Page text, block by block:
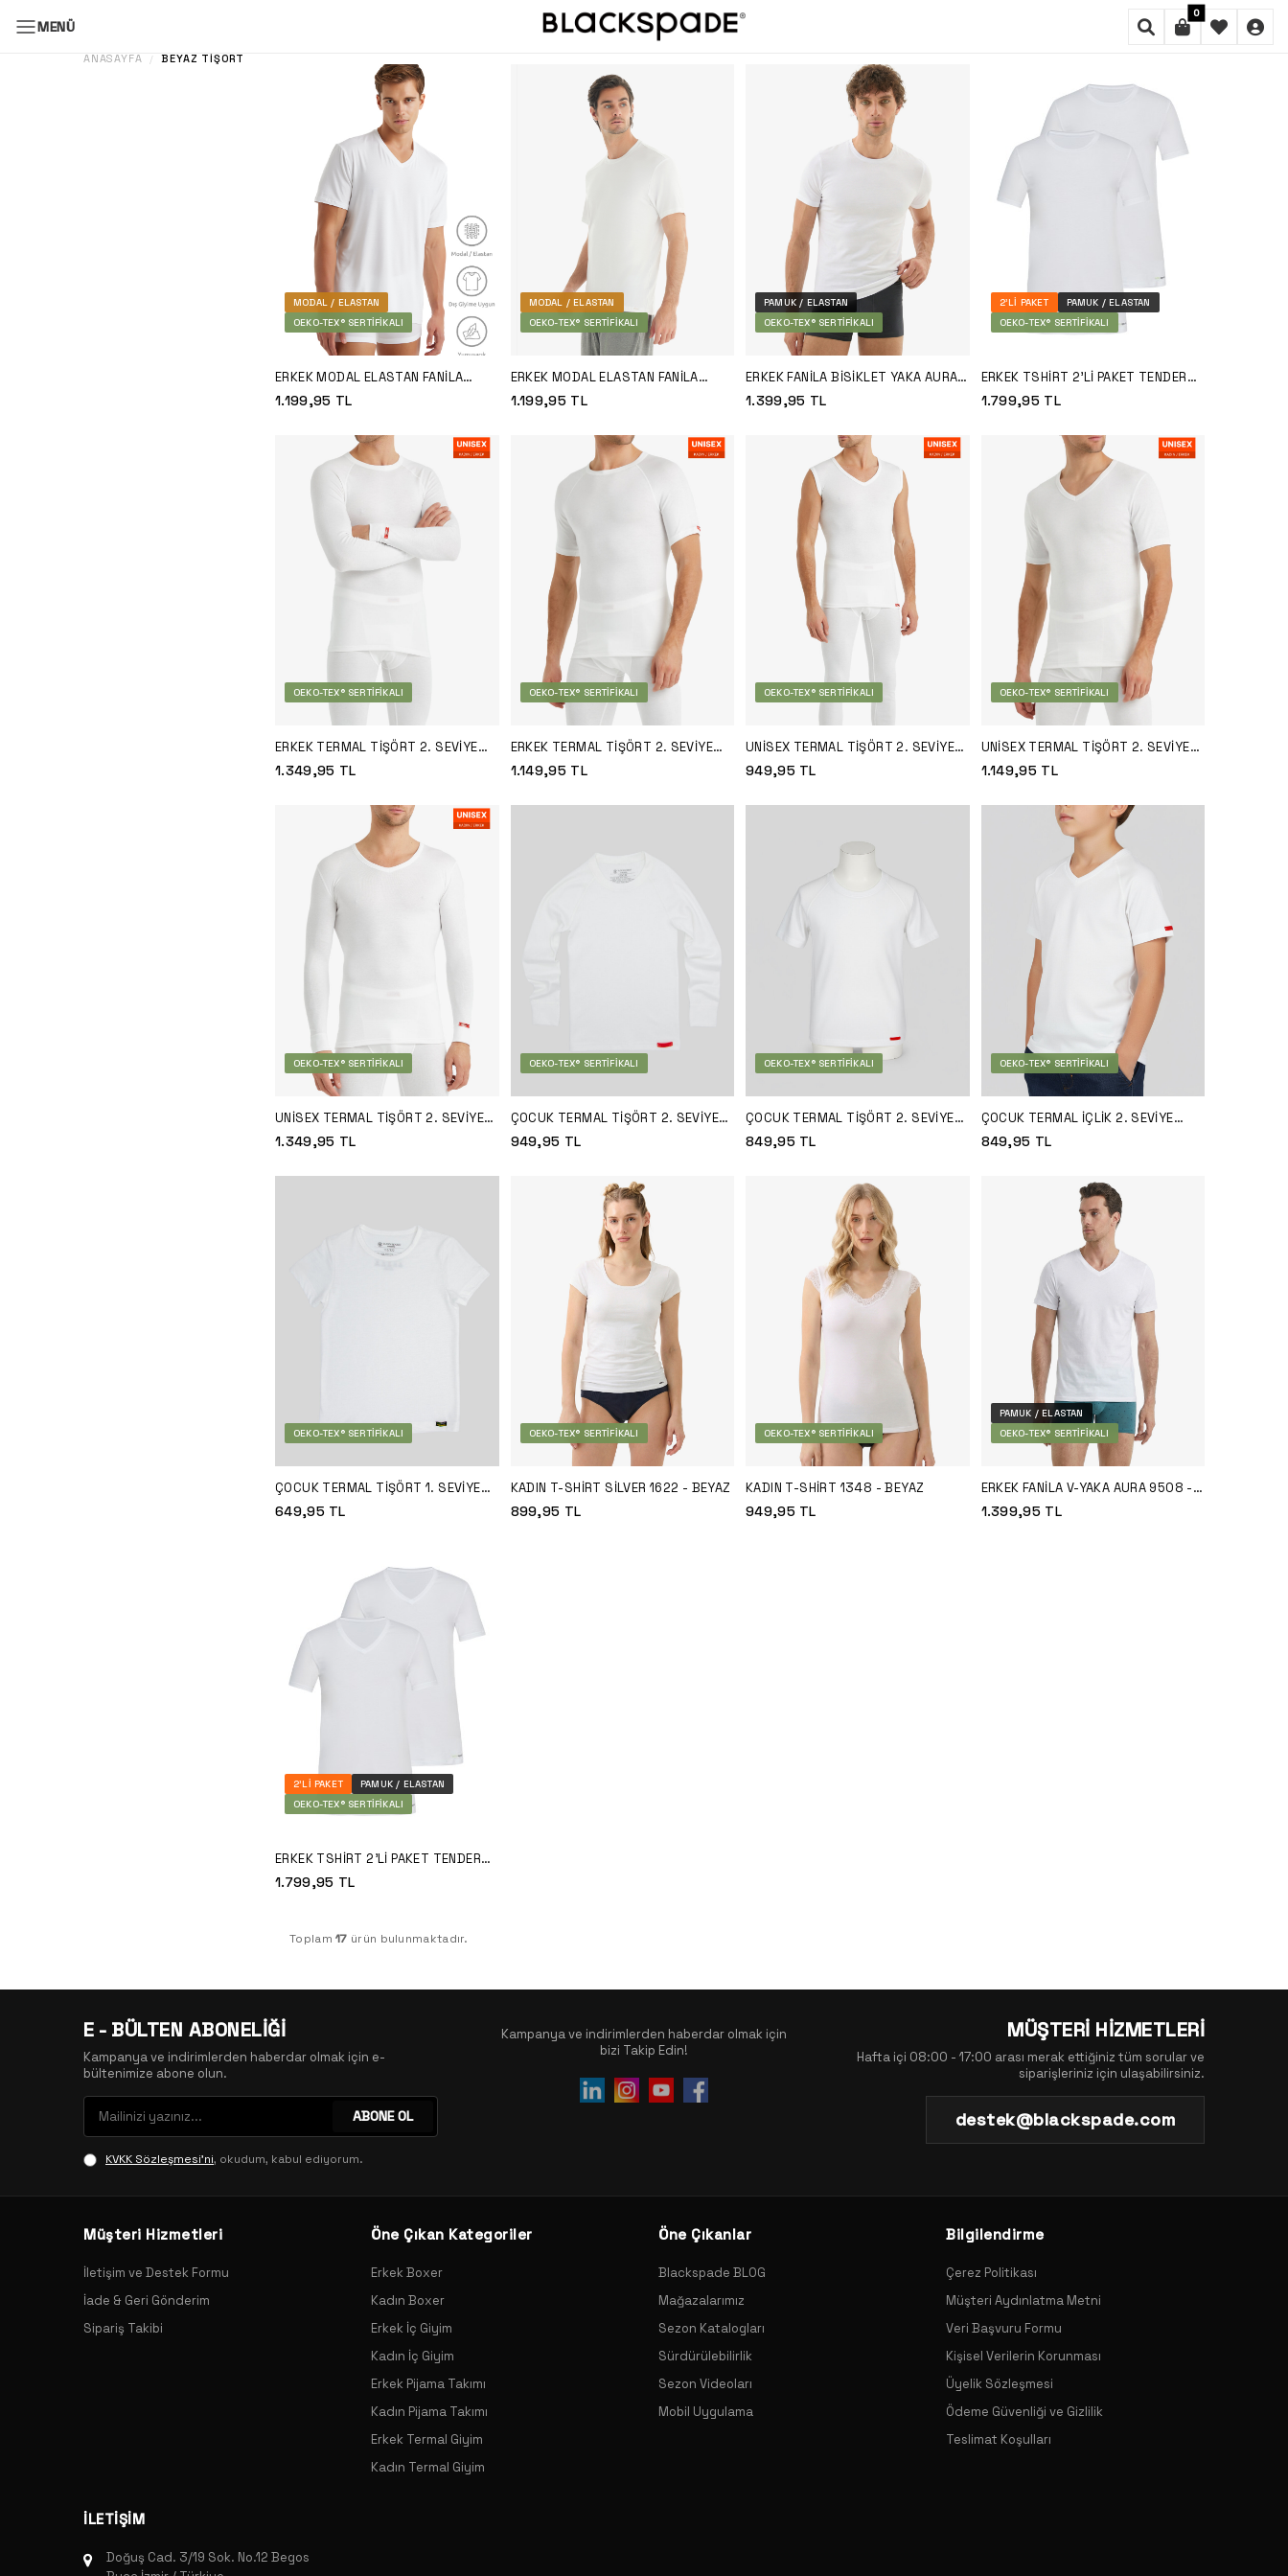
MENÜ
0
ANASAYFA / BEYAZ TIŞÖRT
MODAL / ELASTAN
OEKO-TEX® SERTIFIKALI
ERKEK MODAL ELASTAN FANILA
SILVER 9308 - BEYAZ
1.199,95 TL
MODAL / ELASTAN
OEKO-TEX® SERTIFIKALI
ERKEK MODAL ELASTAN FANILA
SILVER 9306 - BEYAZ
1.199,95TL
PAMUK / ELASTAN
OEKO-TEX® SERTIFIKALI
ERKEK FANILA BISIKLET YAKA AURA
9506 - BEYAZ
1.399,95 TL
2'LI PAKET
PAMUK / ELASTAN
OEKO-TEX® SERTIFIKALI
ERKEK TSHIRT 2'LI PAKET TENDER
COTTON 9675 - BEYAZ
1.799,95TL
OEKO-TEX® SERTIFIKALI
ERKEK TERMAL TIŞÖRT 2. SEVIYE
9259 - BEYAZ
1.349,95 TL
OEKO-TEX® SERTIFIKALI
ERKEK TERMAL TIŞÖRT 2. SEVIYE
9258 - BEYAZ
1.149,95TL
OEKO-TEX® SERTIFIKALI
UNISEX TERMAL TIŞÖRT 2. SEVIYE
9243 - BEYAZ
949,95TL
OEKO-TEX® SERTIFIKALI
UNISEX TERMAL TIŞÖRT 2. SEVIYE
1263 - BEYAZ
1.149,95TL
OEKO-TEX® SERTIFIKALI
UNISEX TERMAL TIŞÖRT 2. SEVIYE
1257 - BEYAZ
1.349,95 TL
OEKO-TEX® SERTIFIKALI
ÇOCUK TERMAL TIŞÖRT 2. SEVIYE
9265 - BEYAZ
949,95 TL
OEKO-TEX® SERTIFIKALI
ÇOCUK TERMAL TIŞÖRT 2. SEVIYE
9267 - BEYAZ
849,95TL
OEKO-TEX® SERTIFIKALI
ÇOCUK TERMAL İÇLIK 2. SEVIYE
9249 - BEYAZ
849,95 TL
OEKO-TEX® SERTIFIKALI
ÇOCUK TERMAL TIŞÖRT 1. SEVIYE
9299 - BEYAZ
649,95TL
OEKO-TEX® SERTIFIKALI
KADIN T-SHIRT SILVER 1622 - BEYAZ
899,95 TL
OEKO-TEX® SERTIFIKALI
KADIN T-SHIRT 1348 - BEYAZ
949,95TL
PAMUK / ELASTAN
OEKO-TEX® SERTIFIKALI
ERKEK FANILA V-YAKA AURA 9508 -
BEYAZ
1.399,95TL
2'LI PAKET
PAMUK / ELASTAN
OEKO-TEX® SERTIFIKALI
ERKEK TSHIRT 2'LI PAKET TENDER
COTTON 9671 - BEYAZ
1.799,95 TL
Toplam17 ürün bulunmaktadır.
E - BÜLTEN ABONELİĞİ
Kampanya ve indirimlerden haberdar olmak için e-
bültenimize abone olun.
ABONE OL
KVKK Sözleşmesi'ni, okudum, kabul ediyorum.
Kampanya ve indirimlerden haberdar olmak için
bizi Takip Edin!
MÜŞTERİ HİZMETLERİ
Hafta içi 08:00 - 17:00 arası merak ettiğiniz tüm sorular ve
siparişleriniz için ulaşabilirsiniz.
destek@blackspade.com
Müşteri Hizmetleri
İletişim ve Destek Formu
İade & Geri Gönderim
Sipariş Takibi
Öne Çıkan Kategoriler
Erkek Boxer
Kadın Boxer
Erkek İç Giyim
Kadın İç Giyim
Erkek Pijama Takımı
Kadın Pijama Takımı
Erkek Termal Giyim
Kadın Termal Giyim
Öne Çıkanlar
Blackspade BLOG
Mağazalarımız
Sezon Katalogları
Sürdürülebilirlik
Sezon Videoları
Mobil Uygulama
Bilgilendirme
Çerez Politikası
Müşteri Aydınlatma Metni
Veri Başvuru Formu
Kişisel Verilerin Korunması
Üyelik Sözleşmesi
Ödeme Güvenliği ve Gizlilik
Teslimat Koşulları
İLETİŞİM
Doğuş Cad. 3/19 Sok. No.12 Begos